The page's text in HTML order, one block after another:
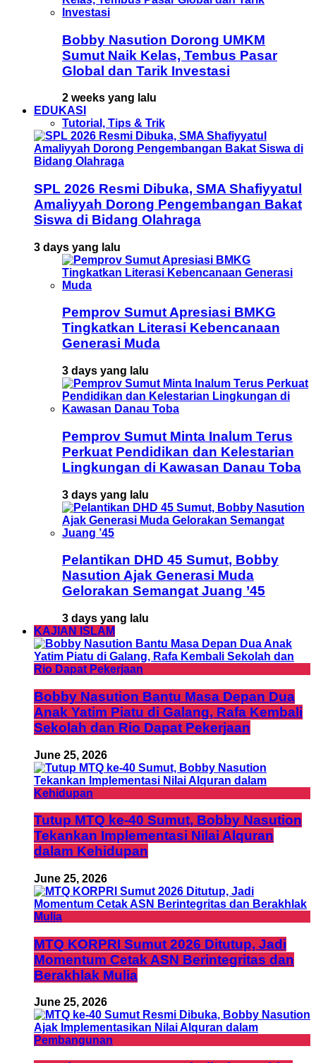
Bobby Nasution Dorong UMKM
Sumut Naik Kelas, Tembus Pasar
Global dan Tarik Investasi
2 weeks yang lalu
EDUKASI
Tutorial, Tips & Trik
SPL 2026 Resmi Dibuka, SMA Shafiyyatul
Amaliyyah Dorong Pengembangan Bakat
Siswa di Bidang Olahraga
3 days yang lalu
Pemprov Sumut Apresiasi BMKG
Tingkatkan Literasi Kebencanaan
Generasi Muda
3 days yang lalu
Pemprov Sumut Minta Inalum Terus
Perkuat Pendidikan dan Kelestarian
Lingkungan di Kawasan Danau Toba
3 days yang lalu
Pelantikan DHD 45 Sumut, Bobby
Nasution Ajak Generasi Muda
Gelorakan Semangat Juang ’45
3 days yang lalu
KAJIAN ISLAM
Bobby Nasution Bantu Masa Depan Dua
Anak Yatim Piatu di Galang, Rafa Kembali
Sekolah dan Rio Dapat Pekerjaan
June 25, 2026
Tutup MTQ ke-40 Sumut, Bobby Nasution
Tekankan Implementasi Nilai Alquran
dalam Kehidupan
June 25, 2026
MTQ KORPRI Sumut 2026 Ditutup, Jadi
Momentum Cetak ASN Berintegritas dan
Berakhlak Mulia
June 25, 2026